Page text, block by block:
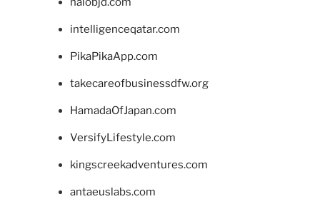
intelligenceqatar.com
PikaPikaApp.com
takecareofbusinessdfw.org
HamadaOfJapan.com
VersifyLifestyle.com
kingscreekadventures.com
antaeuslabs.com